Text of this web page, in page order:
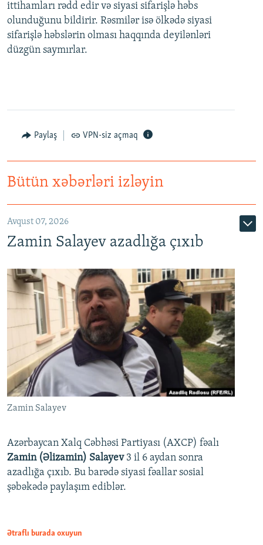
ittihamları rədd edir və siyasi sifarişlə həbs
olunduğunu bildirir. Rəsmilər isə ölkədə siyasi
sifarişlə həbslərin olması haqqında deyilənləri
düzgün saymırlar.
Paylaş VPN-siz açmaq
Bütün xəbərləri izləyin
Avqust 07, 2026
Zamin Salayev azadlığa çıxıb
Zamin Salayev
Azərbaycan Xalq Cəbhəsi Partiyası (AXCP) fəalı
Zamin (Əlizamin) Salayev 3 il 6 aydan sonra
azadlığa çıxıb. Bu barədə siyasi fəallar sosial
şəbəkədə paylaşım ediblər.
Ətraflı burada oxuyun